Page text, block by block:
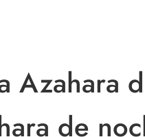
Azahara
de